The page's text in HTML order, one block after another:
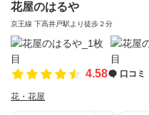
花屋のはるや
京王線 下高井戸駅より徒歩２分
4.58 口コミ
花・花屋